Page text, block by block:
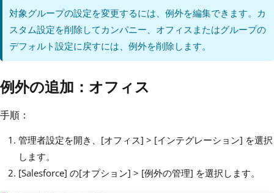
対象グループの設定を変更するには、例外を編集できます。カ
スタム設定を削除してカンパニー、オフィスまたはグループの
デフォルト設定に戻すには、例外を削除します。
例外の追加：オフィス
手順：
管理者設定を開き、[オフィス] > [インテグレーション] を選択
します。
[Salesforce] の[オプション] > [例外の管理] を選択します。